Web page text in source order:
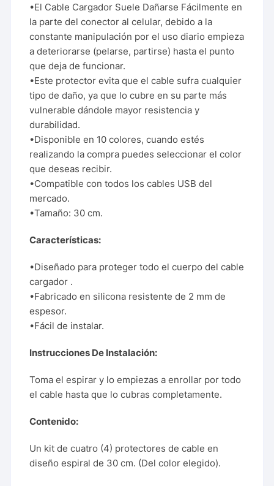
•El Cable Cargador Suele Dañarse Fácilmente en
la parte del conector al celular, debido a la
constante manipulación por el uso diario empieza
a deteriorarse (pelarse, partirse) hasta el punto
que deja de funcionar.
•Este protector evita que el cable sufra cualquier
tipo de daño, ya que lo cubre en su parte más
vulnerable dándole mayor resistencia y
durabilidad.
•Disponible en 10 colores, cuando estés
realizando la compra puedes seleccionar el color
que deseas recibir.
•Compatible con todos los cables USB del
mercado.
•Tamaño: 30 cm.
Características:
•Diseñado para proteger todo el cuerpo del cable
cargador .
•Fabricado en silicona resistente de 2 mm de
espesor.
•Fácil de instalar.
Instrucciones De Instalación:
Toma el espirar y lo empiezas a enrollar por todo
el cable hasta que lo cubras completamente.
Contenido:
Un kit de cuatro (4) protectores de cable en
diseño espiral de 30 cm. (Del color elegido).